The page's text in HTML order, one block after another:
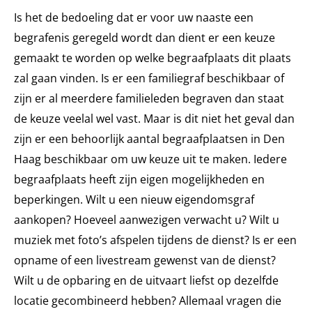
Is het de bedoeling dat er voor uw naaste een
begrafenis geregeld wordt dan dient er een keuze
gemaakt te worden op welke begraafplaats dit plaats
zal gaan vinden. Is er een familiegraf beschikbaar of
zijn er al meerdere familieleden begraven dan staat
de keuze veelal wel vast. Maar is dit niet het geval dan
zijn er een behoorlijk aantal begraafplaatsen in Den
Haag beschikbaar om uw keuze uit te maken. Iedere
begraafplaats heeft zijn eigen mogelijkheden en
beperkingen. Wilt u een nieuw eigendomsgraf
aankopen? Hoeveel aanwezigen verwacht u? Wilt u
muziek met foto’s afspelen tijdens de dienst? Is er een
opname of een livestream gewenst van de dienst?
Wilt u de opbaring en de uitvaart liefst op dezelfde
locatie gecombineerd hebben? Allemaal vragen die